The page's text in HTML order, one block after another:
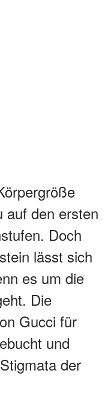
auf den ersten
Doch
lässt sich
es um die
Die
Gucci für
und
der